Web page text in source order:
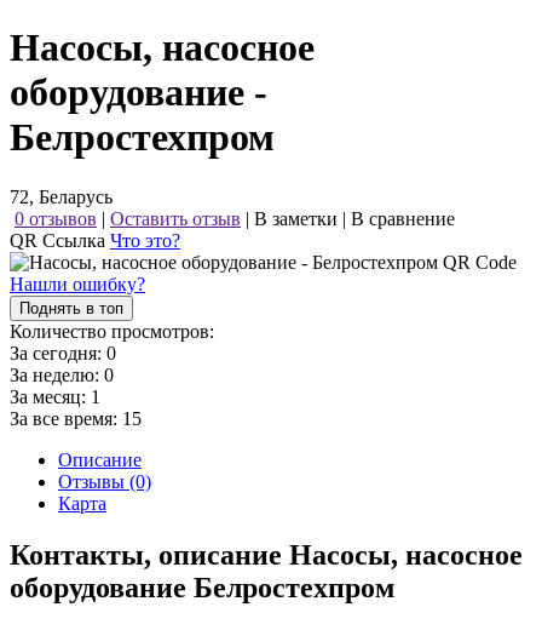
Насосы, насосное
оборудование -
Белростехпром
72, Беларусь
0 отзывов | Оставить отзыв | В заметки | В сравнение
QR Ссылка Что это?
Нашли ошибку?
Поднять в топ
Количество просмотров:
За сегодня: 0
За неделю: 0
За месяц: 1
За все время: 15
Описание
Отзывы (0)
Карта
Контакты, описание Насосы, насосное
оборудование Белростехпром